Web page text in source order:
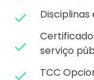
serviço
TCC